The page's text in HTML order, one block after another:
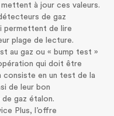
à jour ces valeurs.
de gaz
permettent de lire
plage de lecture.
au gaz ou « bump test »
qui doit être
consiste en un test de la
de leur bon
gaz étalon.
Plus, l’offre